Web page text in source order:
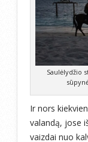
Saulėlydžio
Ir nors
valandą, jose
vaizdai nuo